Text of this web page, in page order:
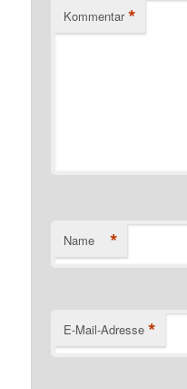
Kommentar *
Name *
E-Mail-Adresse *